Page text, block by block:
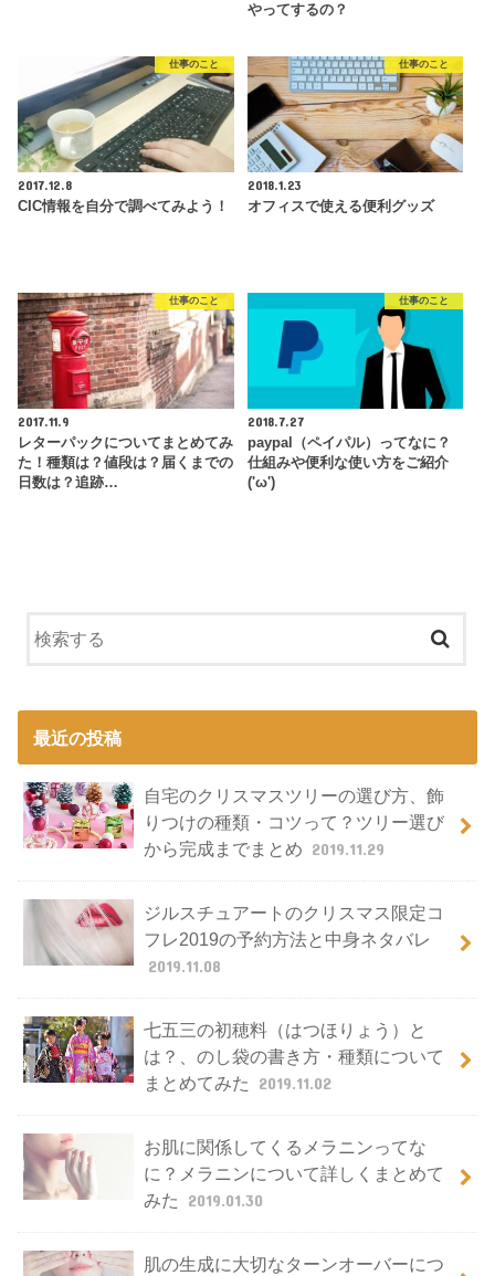
やってするの？
仕事のこと
2017.12.8
CIC情報を自分で調べてみよう！
仕事のこと
2018.1.23
オフィスで使える便利グッズ
仕事のこと
2017.11.9
レターパックについてまとめてみ
た！種類は？値段は？届くまでの
日数は？追跡…
仕事のこと
2018.7.27
paypal（ペイパル）ってなに？
仕組みや便利な使い方をご紹介
('ω')
最近の投稿
自宅のクリスマスツリーの選び方、飾
りつけの種類・コツって？ツリー選び
から完成までまとめ 2019.11.29
ジルスチュアートのクリスマス限定コ
フレ2019の予約方法と中身ネタバレ
2019.11.08
七五三の初穂料（はつほりょう）と
は？、のし袋の書き方・種類について
まとめてみた
2019.11.02
お肌に関係してくるメラニンってな
に？メラニンについて詳しくまとめて
みた
2019.01.30
肌の生成に大切なターンオーバーにつ